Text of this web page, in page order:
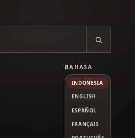
BAHASA
INDONESIA
ENGLISH
ESPAÑOL
FRANÇAIS